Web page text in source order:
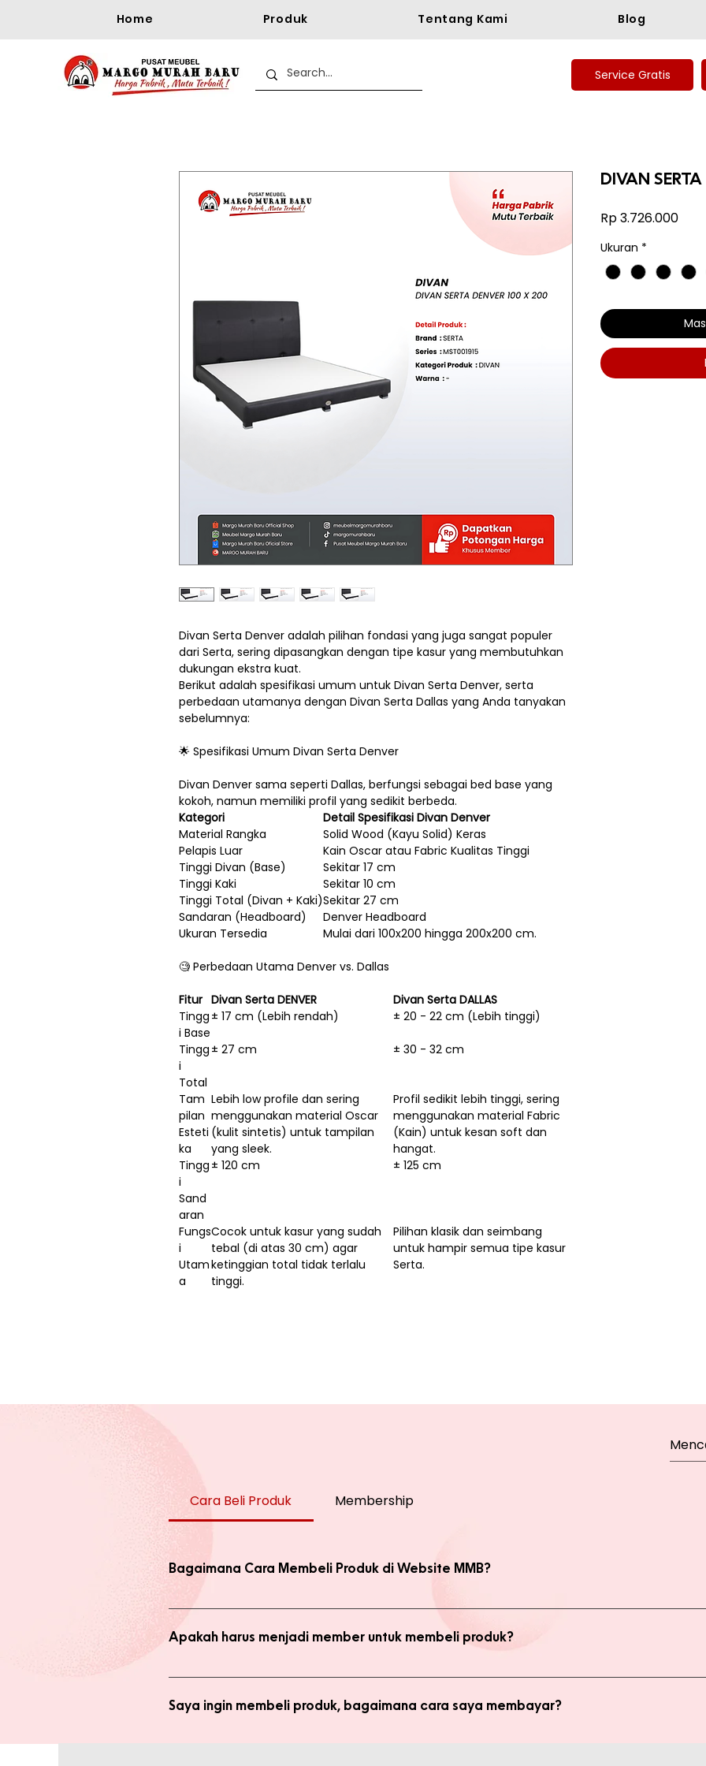
Home Produk Tentang Kami Blog
Service Gratis
Divan Serta Denver adalah pilihan fondasi yang juga sangat populer
dari Serta, sering dipasangkan dengan tipe kasur yang membutuhkan
dukungan ekstra kuat.
Berikut adalah spesifikasi umum untuk Divan Serta Denver, serta
perbedaan utamanya dengan Divan Serta Dallas yang Anda tanyakan
sebelumnya:
🌟 Spesifikasi Umum Divan Serta Denver
Divan Denver sama seperti Dallas, berfungsi sebagai bed base yang
kokoh, namun memiliki profil yang sedikit berbeda.
Kategori
Detail Spesifikasi Divan Denver
Material Rangka
Solid Wood (Kayu Solid) Keras
Pelapis Luar
Kain Oscar atau Fabric Kualitas Tinggi
Tinggi Divan (Base)
Sekitar 17 cm
Tinggi Kaki
Sekitar 10 cm
Tinggi Total (Divan + Kaki)Sekitar 27 cm
Sandaran (Headboard)
Denver Headboard
Ukuran Tersedia
Mulai dari 100x200 hingga 200x200 cm.
🧐 Perbedaan Utama Denver vs. Dallas
Fitur Divan Serta DENVER
Divan Serta DALLAS
Tingg
i Base
± 17 cm (Lebih rendah) ± 20 - 22 cm (Lebih tinggi)
Tingg
i
Total
± 27 cm ± 30 - 32 cm
Tam
pilan
Esteti
ka
Lebih low profile dan sering
menggunakan material Oscar
(kulit sintetis) untuk tampilan
yang sleek.
Profil sedikit lebih tinggi, sering
menggunakan material Fabric
(Kain) untuk kesan soft dan
hangat.
Tingg
i
Sand
aran
± 120 cm ± 125 cm
Fungs
i
Utam
a
Cocok untuk kasur yang sudah
tebal (di atas 30 cm) agar
ketinggian total tidak terlalu
tinggi.
Pilihan klasik dan seimbang
untuk hampir semua tipe kasur
Serta.
DIVAN SERTA
Rp 3.726.000Harga
Ukuran *
Cara Beli Produk Membership
Bagaimana Cara Membeli Produk di Website MMB?
Ada 2 jenis produk yang ada di website, yaitu produk Member dan Non Member. Anda bisa melakukan
Apakah harus menjadi member untuk membeli produk?
Anda tidak perlu bergabung menjadi member untuk membeli produk MMB. Tetapi ada keuntungan
Saya ingin membeli produk, bagaimana cara saya membayar?